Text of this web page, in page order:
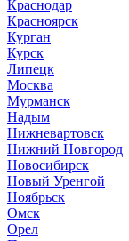
Краснодар
Красноярск
Курган
Курск
Липецк
Москва
Мурманск
Надым
Нижневартовск
Нижний Новгород
Новосибирск
Новый Уренгой
Ноябрьск
Омск
Орел